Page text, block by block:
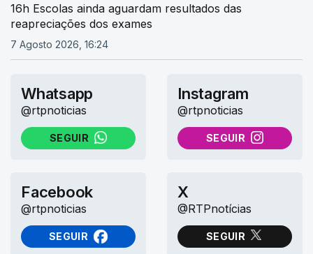
16h Escolas ainda aguardam resultados das
reapreciações dos exames
7 Agosto 2026, 16:24
Whatsapp
@rtpnoticias
SEGUIR
NO WHATSAPP
Instagram
@rtpnoticias
SEGUIR
NO INSTAGRAM
Facebook
@rtpnoticias
SEGUIR
NO FACEBOOK
X
@RTPnotícias
SEGUIR
NO X (TWITTER)